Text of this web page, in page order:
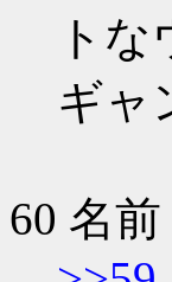
ト
ギャ
60 名前